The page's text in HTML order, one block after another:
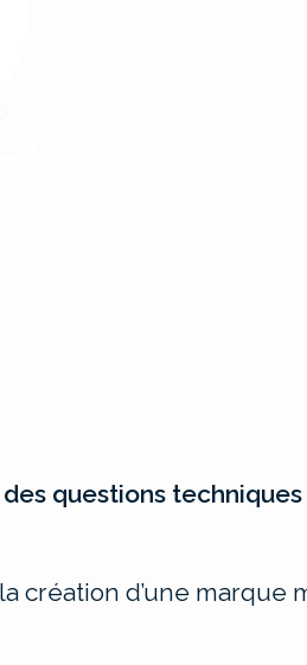
questions techniques
création d’une marque